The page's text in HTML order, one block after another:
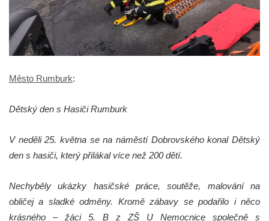
Město Rumburk:
Dětský den s Hasiči Rumburk
V neděli 25. května se na náměstí Dobrovského konal Dětský
den s hasiči, který přilákal více než 200 dětí.
Nechyběly ukázky hasičské práce, soutěže, malování na
obličej a sladké odměny. Kromě zábavy se podařilo i něco
krásného – žáci 5. B z ZŠ U Nemocnice společně s